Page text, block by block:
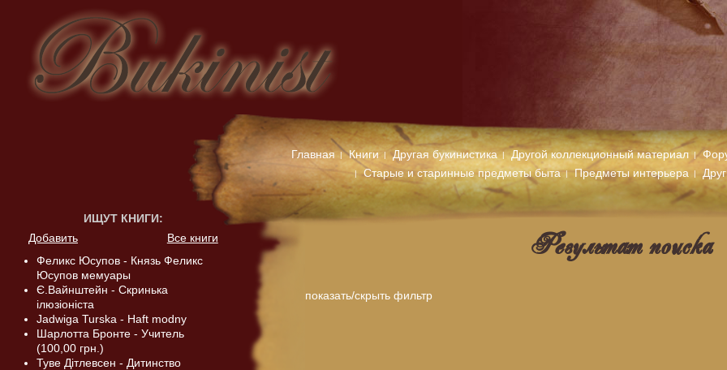
Главная Книги Другая букинистика Другой коллекционный материал
Старые и старинные предметы быта
Предметы интерьера
Результат поиска
показать/скрыть фильтр
ИЩУТ КНИГИ:
Добавить
Все книги
Феликс Юсупов - Князь Феликс
Юсупов мемуары
Є.Вайнштейн - Скринька
ілюзіоніста
Jadwiga Turska - Haft modny
Шарлотта Бронте - Учитель
(100,00 грн.)
Туве Дітлевсен - Дитинство